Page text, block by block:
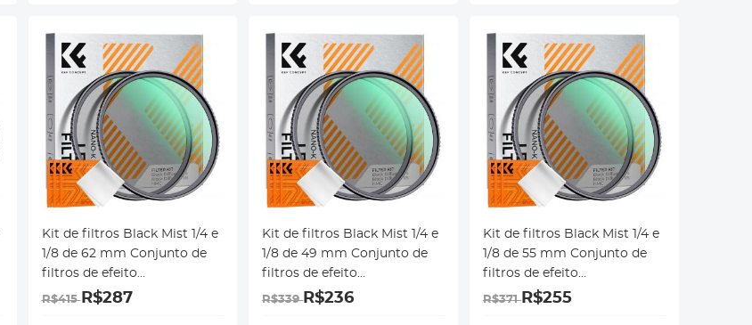
Kit de filtros Black Mist 1/4 e
1/8 de 62 mm Conjunto de
filtros de efeito
cinematográfico de difusão
R$415R$287
Kit de filtros Black Mist 1/4 e
1/8 de 49 mm Conjunto de
filtros de efeito
cinematográfico de difusão
R$339 R$236
Kit de filtros Black Mist 1/4 e
1/8 de 55 mm Conjunto de
filtros de efeito
cinematográfico de difusão
R$371R$255